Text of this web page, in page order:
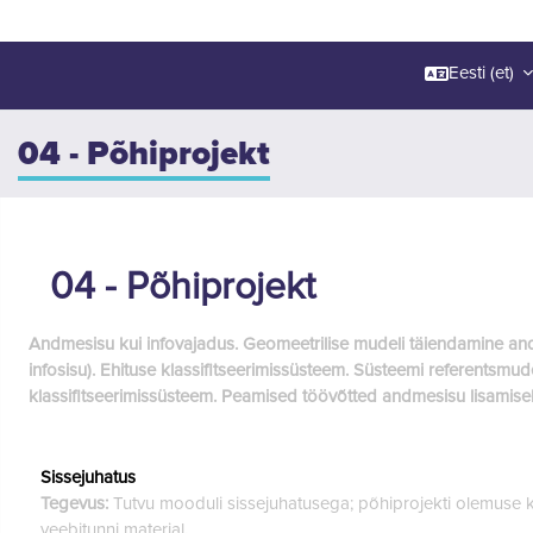
Eesti ‎(et)‎
04 - Põhiprojekt
04 - Põhiprojekt
Andmesisu kui infovajadus. Geomeetrilise mudeli täiendamine
infosisu). Ehituse klassifitseerimissüsteem. Süsteemi
klassifitseerimissüsteem. Peamised töövõtted andmesisu
Sissejuhatus
Tegevus: Tutvu mooduli sissejuhatusega; põhiprojekti
veebitunni materjal.